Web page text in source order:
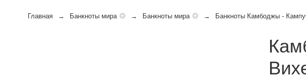
Главная Банкноты мира Банкноты мира Банкноты Камбоджы -